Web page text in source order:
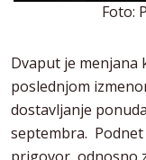
Foto:
Dvaput je menjana
poslednjom
dostavljanje
septembra.